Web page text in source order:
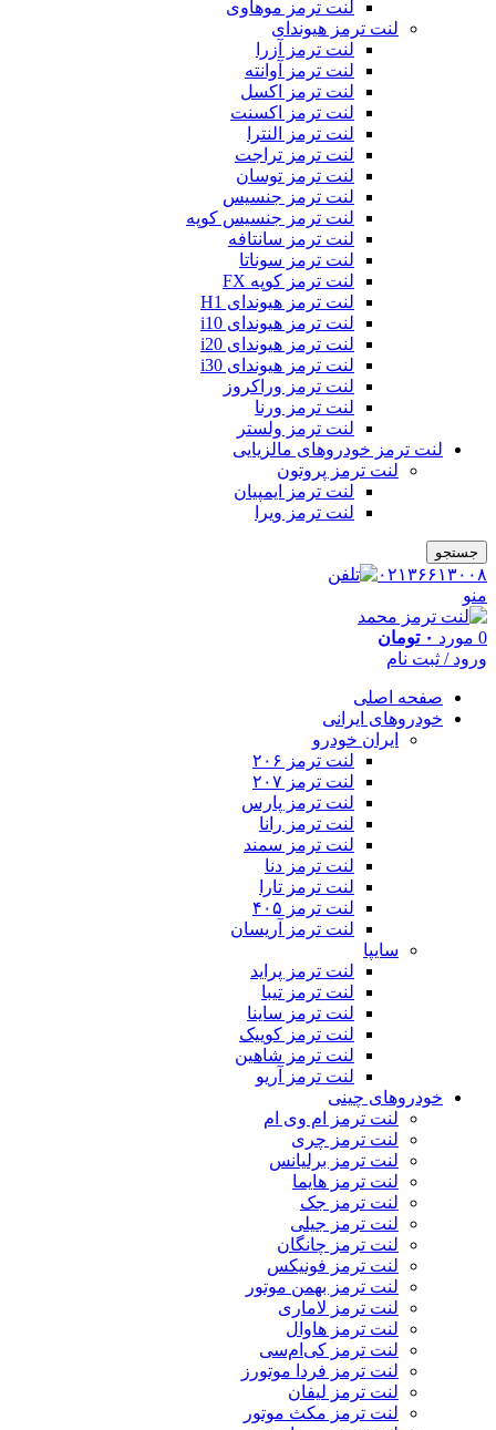
لنت ترمز موهاوی
لنت ترمز هیوندای
لنت ترمز آزرا
لنت ترمز آوانته
لنت ترمز اکسل
لنت ترمز اکسنت
لنت ترمز النترا
لنت ترمز تراجت
لنت ترمز توسان
لنت ترمز جنسیس
لنت ترمز جنسیس کوپه
لنت ترمز سانتافه
لنت ترمز سوناتا
لنت ترمز کوپه FX
لنت ترمز هیوندای H1
لنت ترمز هیوندای i10
لنت ترمز هیوندای i20
لنت ترمز هیوندای i30
لنت ترمز وراکروز
لنت ترمز ورنا
لنت ترمز ولستر
لنت ترمز خودروهای مالزیایی
لنت ترمز پروتون
لنت ترمز ایمپیان
لنت ترمز ویرا
جستجو
۰۲۱۳۶۶۱۳۰۰۸
منو
0 مورد ۰ تومان
ورود / ثبت نام
صفحه اصلی
خودروهای ایرانی
ایران خودرو
لنت ترمز ۲۰۶
لنت ترمز ۲۰۷
لنت ترمز پارس
لنت ترمز رانا
لنت ترمز سمند
لنت ترمز دنا
لنت ترمز تارا
لنت ترمز ۴۰۵
لنت ترمز آریسان
سایپا
لنت ترمز پراید
لنت ترمز تیبا
لنت ترمز ساینا
لنت ترمز کوییک
لنت ترمز شاهین
لنت ترمز آریو
خودروهای چینی
لنت ترمز ام وی ام
لنت ترمز چری
لنت ترمز برلیانس
لنت ترمز هایما
لنت ترمز جک
لنت ترمز جیلی
لنت ترمز چانگان
لنت ترمز فونیکس
لنت ترمز بهمن موتور
لنت ترمز لاماری
لنت ترمز هاوال
لنت ترمز کی‌ام‌سی
لنت ترمز فردا موتورز
لنت ترمز لیفان
لنت ترمز مکث موتور